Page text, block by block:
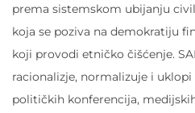
prema sistemskom ubijanju
koja se poziva na demokratiju
koji provodi etničko čišćenje.
racionalizje, normalizuje i
političkih konferencija,